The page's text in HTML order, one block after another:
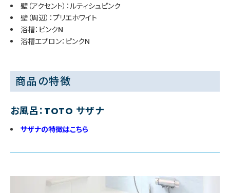
壁（アクセント）：ルティシュピンク
壁（周辺）：プリエホワイト
浴槽：ピンクN
浴槽エプロン：ピンクN
商品の特徴
お風呂：TOTO サザナ
サザナの特徴はこちら